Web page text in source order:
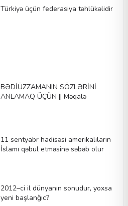
Türkiyə üçün federasiya təhlükəlidir
BƏDİÜZZAMANIN SÖZLƏRİNİ
ANLAMAQ ÜÇÜN || Məqalə
11 sentyabr hadisəsi amerikalıların
İslamı qəbul etməsinə səbəb olur
2012–ci il dünyanın sonudur, yoxsa
yeni başlanğıc?